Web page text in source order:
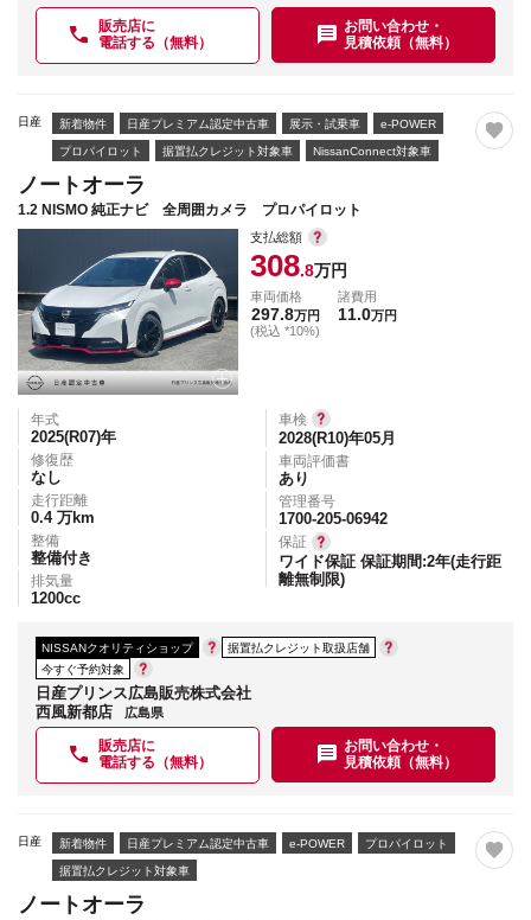
販売店に
電話する（無料）
お問い合わせ・
見積依頼（無料）
日産 新着物件 日産プレミアム認定中古車 展示・試乗車 e-POWER
プロパイロット 据置払クレジット対象車 NissanConnect対象車
ノートオーラ
1.2 NISMO 純正ナビ 全周囲カメラ プロパイロット
支払総額
308.8万円
車両価格
297.8万円
(税込 *10%)
諸費用
11.0万円
年式
2025(R07)年
修復歴
なし
走行距離
0.4 万km
整備
整備付き
排気量
1200cc
車検
2028(R10)年05月
車両評価書
あり
管理番号
1700-205-06942
保証
ワイド保証 保証期間:2年(走行距
離無制限)
NISSANクオリティショップ
据置払クレジット取扱店舗
今すぐ予約対象
日産プリンス広島販売株式会社
西風新都店
広島県
販売店に
電話する（無料）
お問い合わせ・
見積依頼（無料）
日産 新着物件 日産プレミアム認定中古車 e-POWER プロパイロット
据置払クレジット対象車
ノートオーラ